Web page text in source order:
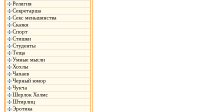
Религия
Секретарша
Секс меньшинства
Сказки
Спорт
Стишки
Студенты
Теща
Умные мысли
Хохлы
Чапаев
Черный юмор
Чукча
Шерлок Холмс
Штирлиц
Эротика